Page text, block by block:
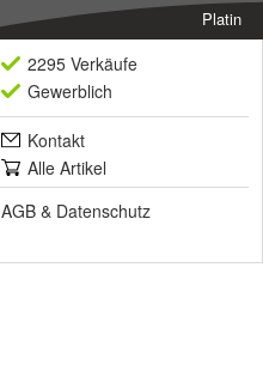
Platin
2295 Verkäufe
Gewerblich
Kontakt
Alle Artikel
AGB & Datenschutz